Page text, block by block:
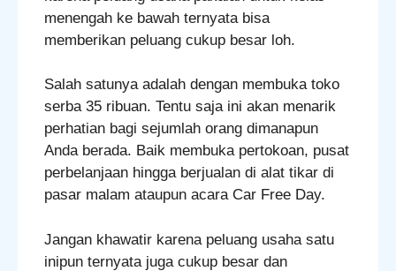
menengah ke bawah ternyata bisa
memberikan peluang cukup besar loh.
Salah satunya adalah dengan membuka toko
serba 35 ribuan. Tentu saja ini akan menarik
perhatian bagi sejumlah orang dimanapun
Anda berada. Baik membuka pertokoan, pusat
perbelanjaan hingga berjualan di alat tikar di
pasar malam ataupun acara Car Free Day.
Jangan khawatir karena peluang usaha satu
inipun ternyata juga cukup besar dan